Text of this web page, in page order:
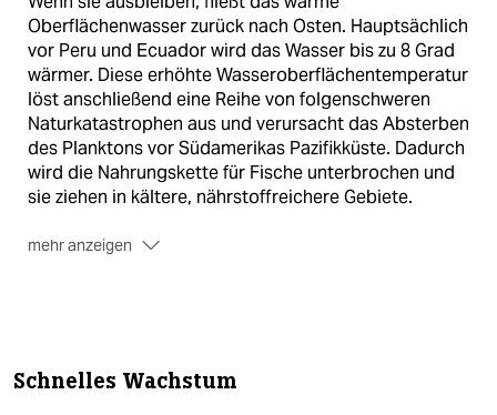
Oberflächenwasser zurück nach Osten. Hauptsächlich
vor Peru und Ecuador wird das Wasser bis zu 8 Grad
wärmer. Diese erhöhte Wasseroberflächentemperatur
löst anschließend eine Reihe von folgenschweren
Naturkatastrophen aus und verursacht das Absterben
des Planktons vor Südamerikas Pazifikküste. Dadurch
wird die Nahrungskette für Fische unterbrochen und
sie ziehen in kältere, nährstoffreichere Gebiete.
mehr anzeigen
besetzt. Innerhalb der Kopffüßer gibt es die
Ordnungen der Zehnarmigen Tintenfische (Sepien
Schnelles Wachstum